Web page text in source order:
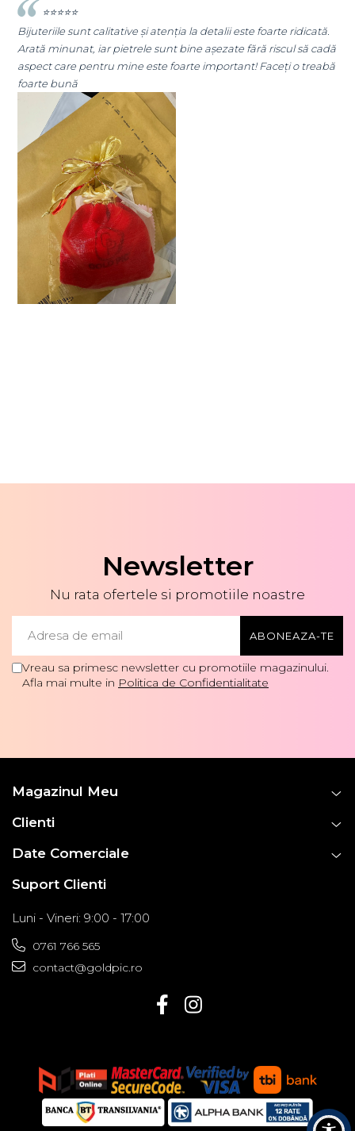
sunt calitative și atenția la detalii este foarte ridicată.
iar pietrele sunt bine așezate fără riscul să cadă
care pentru mine este foarte important! Faceți o treabă
bună
⭐⭐⭐⭐⭐
Super
Newsletter
Nu rata ofertele si promotiile noastre
Vreau sa primesc newsletter cu promotiile magazinului.
Afla mai multe in Politica de Confidentialitate
Magazinul Meu
Clienti
Date Comerciale
Suport Clienti
Luni - Vineri: 9:00 - 17:00
0761 766 565
contact@goldpic.ro